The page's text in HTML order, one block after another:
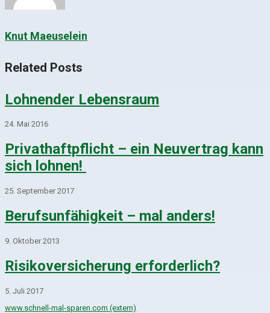
Knut Maeuselein
Related Posts
Lohnender Lebensraum
24. Mai 2016
Privathaftpflicht – ein Neuvertrag kann
sich lohnen!
25. September 2017
Berufsunfähigkeit – mal anders!
9. Oktober 2013
Risikoversicherung erforderlich?
5. Juli 2017
www.schnell-mal-sparen.com (extern)